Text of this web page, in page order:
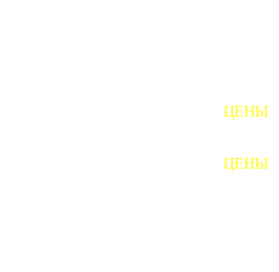
ЦЕНЫ
ЦЕНЫ
ШАЙБЫ ФУНДАМЕНТНЫЕ